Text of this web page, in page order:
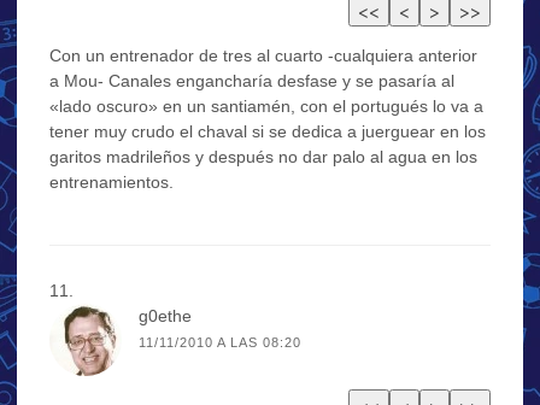
Con un entrenador de tres al cuarto -cualquiera anterior
a Mou- Canales engancharía desfase y se pasaría al
«lado oscuro» en un santiamén, con el portugués lo va a
tener muy crudo el chaval si se dedica a juerguear en los
garitos madrileños y después no dar palo al agua en los
entrenamientos.
g0ethe
11/11/2010 A LAS 08:20